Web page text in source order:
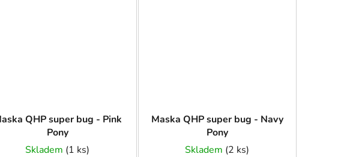
QHP super bug - Pink
Pony
Skladem (1 ks)
Maska QHP super bug - Navy
Pony
Skladem (2 ks)